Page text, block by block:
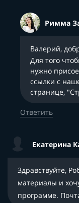
Римма
Валерий,
Для того
нужно
ссылки с
странице,
Ответить
Екатерина
Здравствуйте,
материалы и
программе.